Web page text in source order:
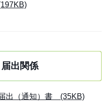
出関係
出（通知）書 (35KB)